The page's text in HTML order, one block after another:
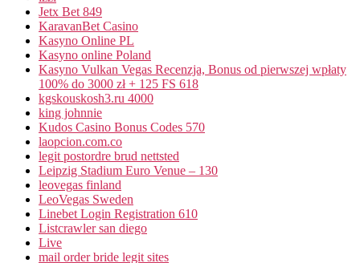
Jetx Bet 849
KaravanBet Casino
Kasyno Online PL
Kasyno online Poland
Kasyno Vulkan Vegas Recenzja, Bonus od pierwszej wpłaty
100% do 3000 zł + 125 FS 618
kgskouskosh3.ru 4000
king johnnie
Kudos Casino Bonus Codes 570
laopcion.com.co
legit postordre brud nettsted
Leipzig Stadium Euro Venue – 130
leovegas finland
LeoVegas Sweden
Linebet Login Registration 610
Listcrawler san diego
Live
mail order bride legit sites